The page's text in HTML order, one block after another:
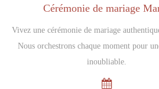
Cérémonie de mariage
Vivez une cérémonie de mariage
Nous orchestrons chaque moment pour
inoubliable.